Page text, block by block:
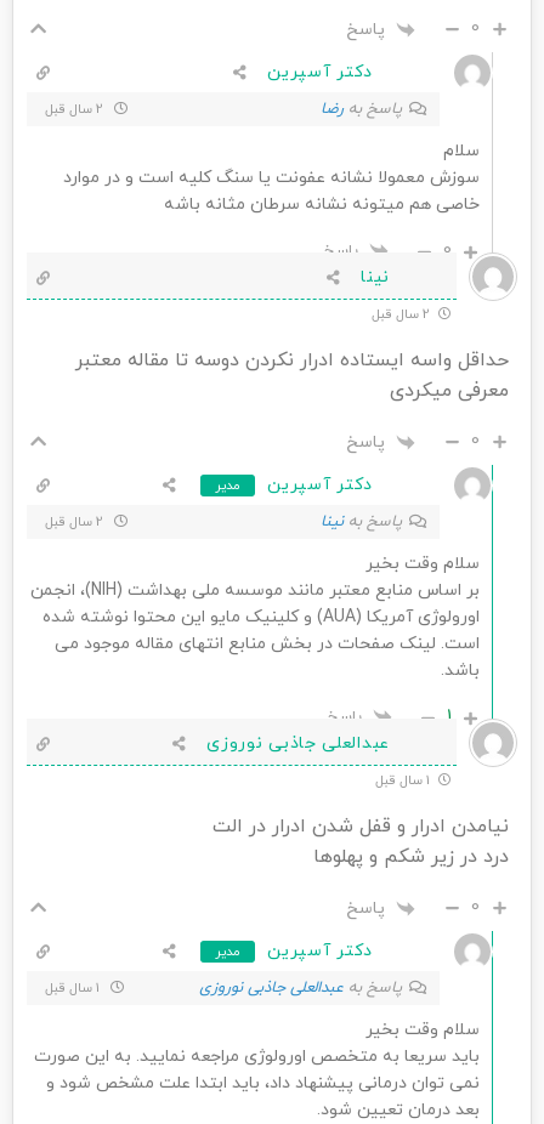
0
پاسخ
دکتر آسپرین
پاسخ بهرضا
سلام
سوزش معمولا نشانه عفونت یا سنگ کلیه است و در موارد
خاصی هم میتونه نشانه سرطان مثانه باشه
0
پاسخ
نینا
حداقل واسه ایستاده ادرار نکردن دوسه تا مقاله معتبر
معرفی میکردی
0
پاسخ
دکتر آسپرین
مدیر
پاسخ بهنینا
سلام وقت بخیر
بر اساس منابع معتبر مانند موسسه ملی بهداشت (NIH)، انجمن
اورولوژی آمریکا (AUA) و کلینیک مایو این محتوا نوشته شده
است. لینک صفحات در بخش منابع انتهای مقاله موجود می
باشد.
1
پاسخ
عبدالعلی جاذبی نوروزی
نیامدن ادرار و قفل شدن ادرار در الت
درد در زیر شکم و پهلوها
0
پاسخ
دکتر آسپرین
مدیر
پاسخ به عبدالعلی جاذبی نوروزی
سلام وقت بخیر
باید سریعا به متخصص اورولوژی مراجعه نمایید. به این صورت
نمی توان درمانی پیشنهاد داد، باید ابتدا علت مشخص شود و
بعد درمان تعیین شود.